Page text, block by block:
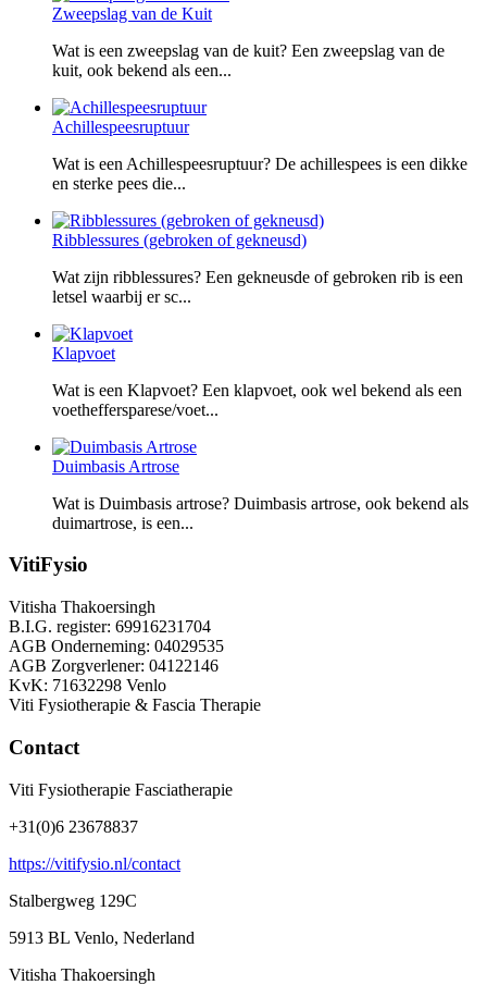
Zweepslag van de Kuit
Wat is een zweepslag van de kuit? Een zweepslag van de
kuit, ook bekend als een...
Achillespeesruptuur
Wat is een Achillespeesruptuur? De achillespees is een dikke
en sterke pees die...
Ribblessures (gebroken of gekneusd)
Wat zijn ribblessures? Een gekneusde of gebroken rib is een
letsel waarbij er sc...
Klapvoet
Wat is een Klapvoet? Een klapvoet, ook wel bekend als een
voetheffersparese/voet...
Duimbasis Artrose
Wat is Duimbasis artrose? Duimbasis artrose, ook bekend als
duimartrose, is een...
VitiFysio
Vitisha Thakoersingh
B.I.G. register: 69916231704
AGB Onderneming: 04029535
AGB Zorgverlener: 04122146
KvK: 71632298 Venlo
Viti Fysiotherapie & Fascia Therapie
Contact
Viti Fysiotherapie Fasciatherapie
+31(0)6 23678837
https://vitifysio.nl/contact
Stalbergweg 129C
5913 BL Venlo, Nederland
Vitisha Thakoersingh